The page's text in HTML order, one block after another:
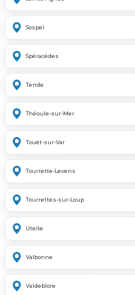
Sospel
Spéracèdes
Tende
Théoule-sur-Mer
Touët-sur-Var
Tourrette-Levens
Tourrettes-sur-Loup
Utelle
Valbonne
Valdeblore